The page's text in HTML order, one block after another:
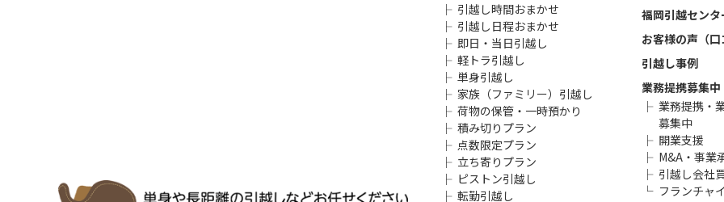
引越し時間おまかせ
引越し日程おまかせ
即日・当日引越し
軽トラ引越し
単身引越し
家族（ファミリー）引越し
荷物の保管・一時預かり
積み切りプラン
点数限定プラン
立ち寄りプラン
ピストン引越し
転勤引越し
福岡引越セン
お客様の声（
引越し事例
業務提携募集中
業務提携・
募集中
開業支援
M&A・事業
引越し会社
フランチャ